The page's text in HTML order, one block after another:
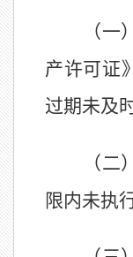
（
产许可证
过期未及
（
限内未执